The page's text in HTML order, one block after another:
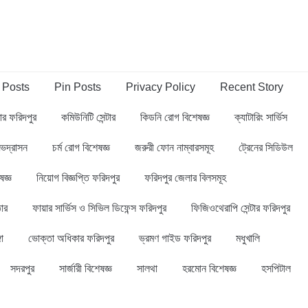
Posts Pin Posts Privacy Policy Recent Story
ফরিদপুর কমিউনিটি সেন্টার কিডনি রোগ বিশেষজ্ঞ ক্যাটারিং সার্ভিস
চর্ম রোগ বিশেষজ্ঞ জরুরী ফোন নাম্বারসমূহ ট্রেনের সিডিউল
নিয়োগ বিজ্ঞপ্তি ফরিদপুর ফরিদপুর জেলার বিলসমূহ
ফায়ার সার্ভিস ও সিভিল ডিফেন্স ফরিদপুর ফিজিওথেরাপি সেন্টার ফরিদপুর
ভোক্তা অধিকার ফরিদপুর ভ্রমণ গাইড ফরিদপুর মধুখালি
সদরপুর সার্জারী বিশেষজ্ঞ সালথা হরমোন বিশেষজ্ঞ হসপিটাল